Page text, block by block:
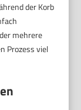
der Korb
mehrere
Prozess viel